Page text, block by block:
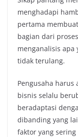
menghadapi
pertama
bagian dari
menganalisis apa
tidak terulang.
Pengusaha
bisnis selalu
beradaptasi
dibanding yang
faktor yang